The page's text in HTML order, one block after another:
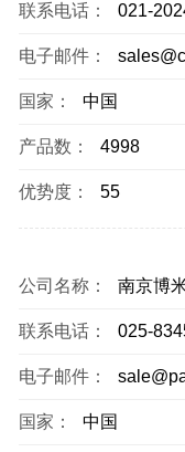
联系电话： 021-
电子邮件：
国家： 中国
产品数： 4998
优势度： 55
公司名称： 南京博
联系电话： 025-
电子邮件：
国家： 中国